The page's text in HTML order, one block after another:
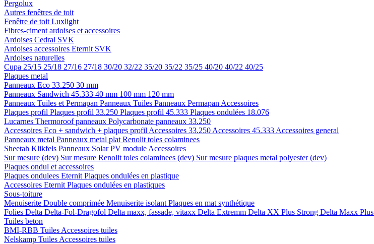
Pergolux
Autres fenêtres de toit
Fenêtre de toit Luxlight
Fibres-ciment ardoises et accessoires
Ardoises Cedral SVK
Ardoises accessoires Eternit SVK
Ardoises naturelles
Cupa 25/15 25/18 27/16 27/18 30/20 32/22 35/20 35/22 35/25 40/20 40/22 40/25
Plaques metal
Panneaux Eco 33.250 30 mm
Panneaux Sandwich 45.333 40 mm 100 mm 120 mm
Panneaux Tuiles et Permapan Panneaux Tuiles Panneaux Permapan Accessoires
Plaques profil Plaques profil 33.250 Plaques profil 45.333 Plaques ondulées 18.076
Lucarnes Thermoroof panneaux Polycarbonate panneaux 33.250
Accessoires Eco + sandwich + plaques profil Accessoires 33.250 Accessoires 45.333 Accessoires general
Panneaux metal Panneaux metal plat Renolit toles colaminees
Sheetah Klikfels Panneaux Solar PV module Accessoires
Sur mesure (dev) Sur mesure Renolit toles colaminees (dev) Sur mesure plaques metal polyester (dev)
Plaques ondul et accessoires
Plaques ondulees Eternit Plaques ondulées en plastique
Accessoires Eternit Plaques ondulées en plastiques
Sous-toiture
Menuiserite Double comprimée Menuiserite isolant Plaques en mat synthétique
Folies Delta Delta-Fol-Dragofol Delta maxx, fassade, vitaxx Delta Extremm Delta XX Plus Strong Delta Maxx Plus
Tuiles beton
BMI-RBB Tuiles Accessoires tuiles
Nelskamp Tuiles Accessoires tuiles